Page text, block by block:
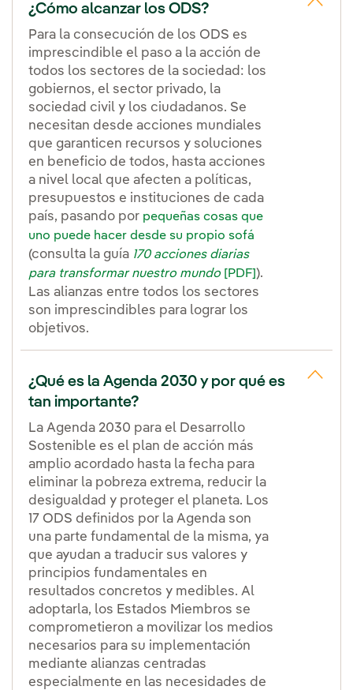
¿Cómo alcanzar los ODS?
Para la consecución de los ODS es
imprescindible el paso a la acción de
todos los sectores de la sociedad: los
gobiernos, el sector privado, la
sociedad civil y los ciudadanos. Se
necesitan desde acciones mundiales
que garanticen recursos y soluciones
en beneficio de todos, hasta acciones
a nivel local que afecten a políticas,
presupuestos e instituciones de cada
país, pasando por pequeñas cosas que
uno puede hacer desde su propio sofá
(consulta la guía 170 acciones diarias
para transformar nuestro mundo [PDF]).
Las alianzas entre todos los sectores
son imprescindibles para lograr los
objetivos.
¿Qué es la Agenda 2030 y por qué es
tan importante?
La Agenda 2030 para el Desarrollo
Sostenible es el plan de acción más
amplio acordado hasta la fecha para
eliminar la pobreza extrema, reducir la
desigualdad y proteger el planeta. Los
17 ODS definidos por la Agenda son
una parte fundamental de la misma, ya
que ayudan a traducir sus valores y
principios fundamentales en
resultados concretos y medibles. Al
adoptarla, los Estados Miembros se
comprometieron a movilizar los medios
necesarios para su implementación
mediante alianzas centradas
especialmente en las necesidades de